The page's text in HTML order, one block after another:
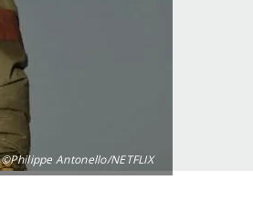
©Philippe Antonello/NETFLIX